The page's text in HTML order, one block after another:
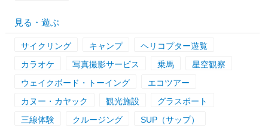
見る・遊ぶ
サイクリング キャンプ
ヘリコプター遊覧
カラオケ
写真撮影サービス 乗馬
星空観察
ウェイクボード・トーイング
エコツアー
カヌー・カヤック
観光施設
グラスボート
三線体験
クルージング
SUP（サップ）